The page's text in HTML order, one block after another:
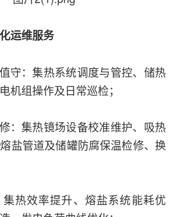
运维服务
守：集热系统调度与管控、储热
机组操作及日常巡检；
：集热镜场设备校准维护、吸热
盐管道及储罐防腐保温检修、换
热效率提升、熔盐系统能耗优